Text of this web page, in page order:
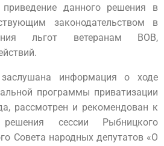
данного решения в
законодательством в
льгот ветеранам ВОВ,
информация о ходе
программы приватизации
рассмотрен и рекомендован к
сессии Рыбницкого
Совета народных депутатов «О